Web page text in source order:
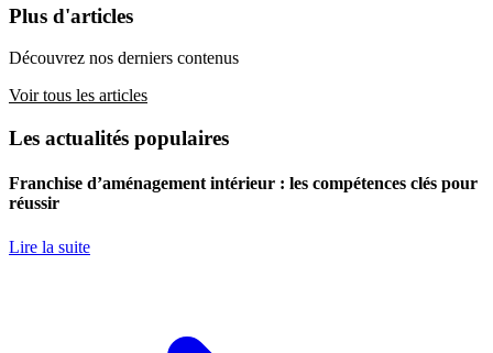
Plus d'articles
Découvrez nos derniers contenus
Voir tous les articles
Les actualités populaires
Franchise d’aménagement intérieur : les compétences clés pour
réussir
Lire la suite